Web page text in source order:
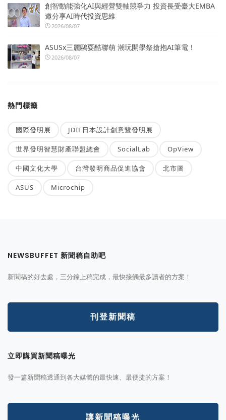
創智動能強化AI與經營雙軸競爭力 投資長受臺大EMBA
邀分享AI時代投資思維
2026/08/07
ASUSx三麗鷗耍酷聯萌 潮玩開學祭搶抱AI筆電！
2026/08/07
熱門標籤
國際發明展 JDIE日本設計創意暨發明展
世界發明智慧財產聯盟總會 SocialLab OpView
中國文化大學 台灣發明商品促進協會 北市圖
ASUS Microchip
NEWSBUFFET 新聞稿自助吧
新聞稿的好去處，三分鐘上稿完成，最快接觸最多讀者的方案！
刊登新聞稿
立即購買新聞稿曝光
發一篇新聞稿透通到各大媒體的最快速、最便捷的方案！
讓新聞稿曝光